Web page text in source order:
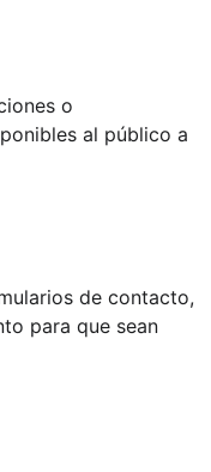
o
al público a
de contacto,
para que sean